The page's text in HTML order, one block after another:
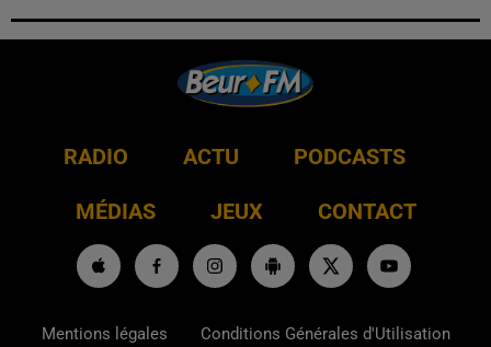
RADIO ACTU PODCASTS
MÉDIAS JEUX CONTACT
Mentions légales Conditions Générales d'Utilisation